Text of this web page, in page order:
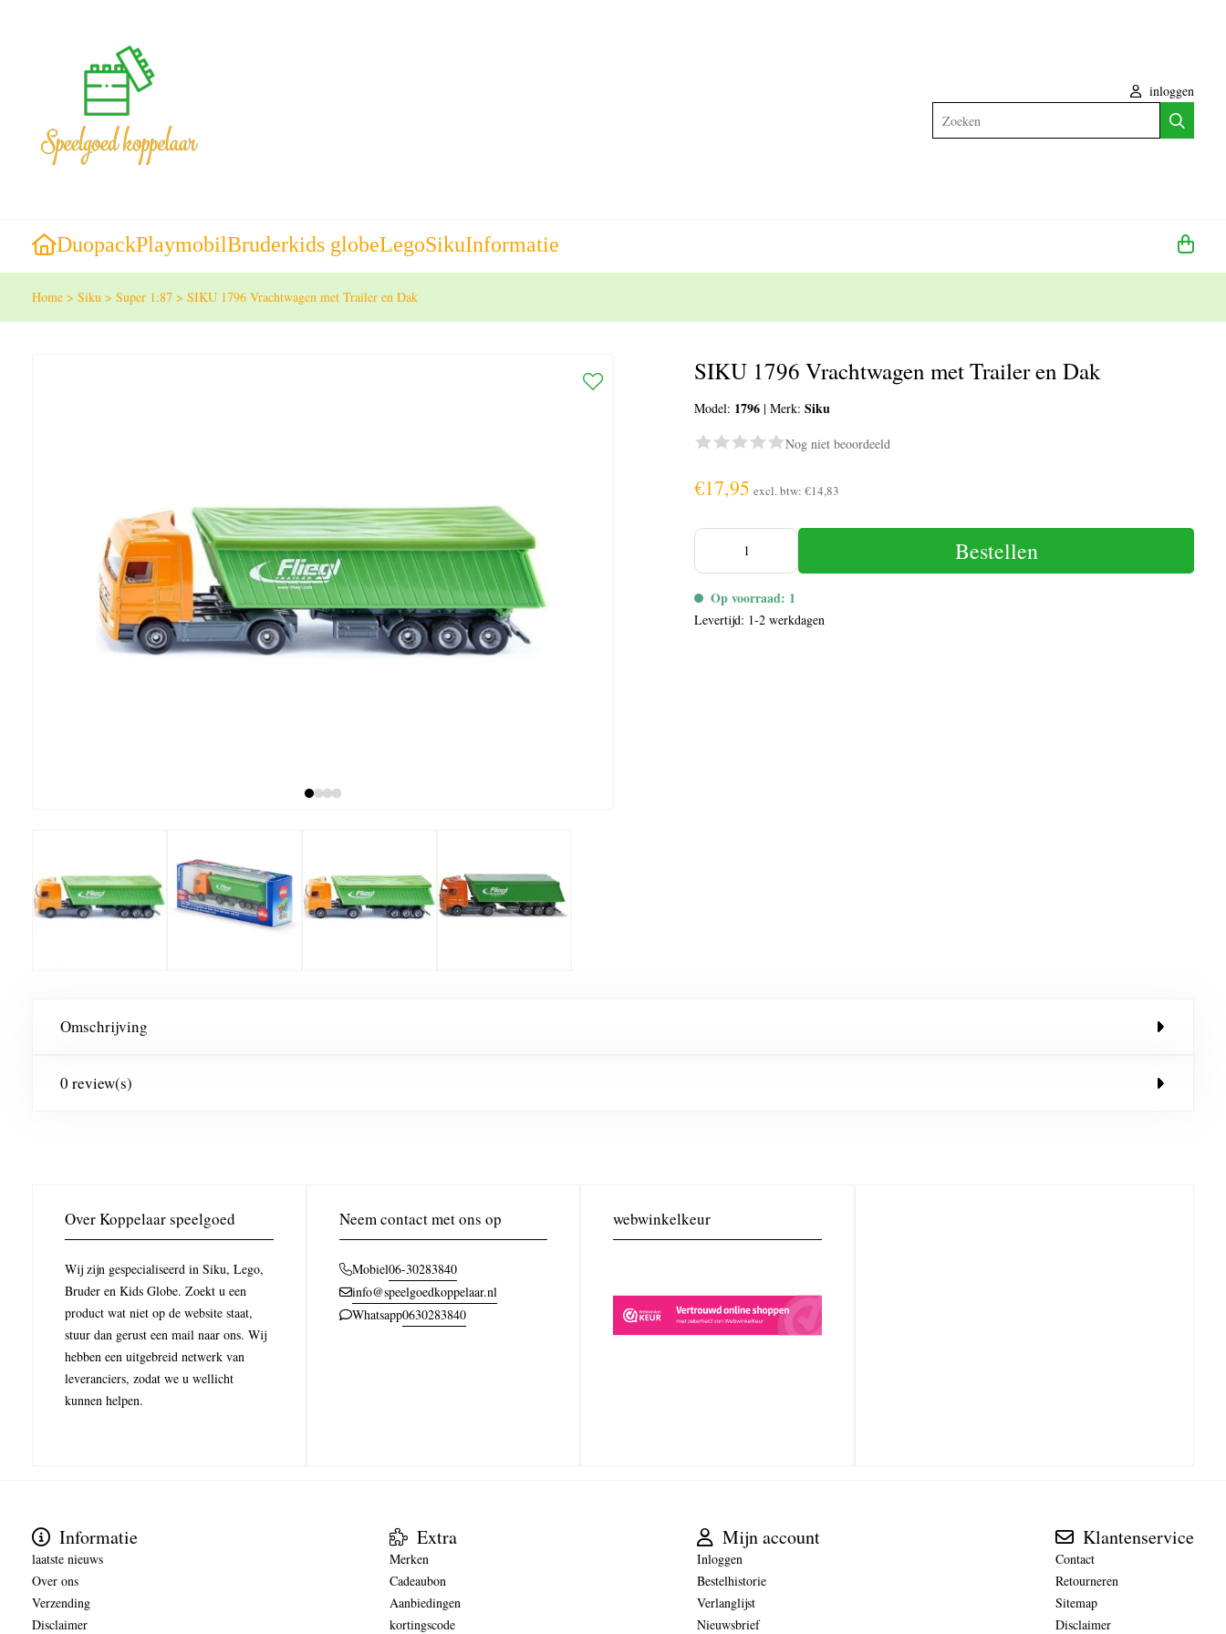
inloggen
DuopackPlaymobilBruderkids globeLegoSikuInformatie
Home > Siku > Super 1:87 > SIKU 1796 Vrachtwagen met Trailer en Dak
SIKU 1796 Vrachtwagen met Trailer en Dak
Model: 1796 |Merk:Siku
Nog niet beoordeeld
€17,95 excl. btw:€14,83
Bestellen
Op voorraad: 1
Levertijd: 1-2 werkdagen
Omschrijving
0 review(s)
Over Koppelaar speelgoed
Wij zijn gespecialiseerd in Siku, Lego,
Bruder en Kids Globe. Zoekt u een
product wat niet op de website staat,
stuur dan gerust een mail naar ons. Wij
hebben een uitgebreid netwerk van
leveranciers, zodat we u wellicht
kunnen helpen.
Neem contact met ons op
Mobiel06-30283840
info@speelgoedkoppelaar.nl
Whatsapp0630283840
webwinkelkeur
Informatie
laatste nieuws
Over ons
Verzending
Disclaimer
Extra
Merken
Cadeaubon
Aanbiedingen
kortingscode
Mijn account
Inloggen
Bestelhistorie
Verlanglijst
Nieuwsbrief
Klantenservice
Contact
Retourneren
Sitemap
Disclaimer